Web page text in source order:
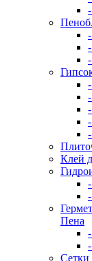
Клей
Пена
Сетки